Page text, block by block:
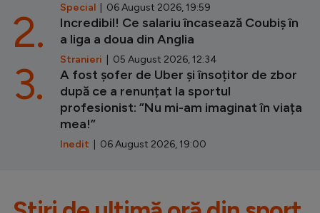
Special | 06 August 2026, 19:59
Incredibil! Ce salariu încasează Coubiș în
a liga a doua din Anglia
Stranieri | 05 August 2026, 12:34
2.
A fost șofer de Uber și însoțitor de zbor
după ce a renunțat la sportul
profesionist: ”Nu mi-am imaginat în viața
mea!”
Inedit | 06 August 2026, 19:00
3.